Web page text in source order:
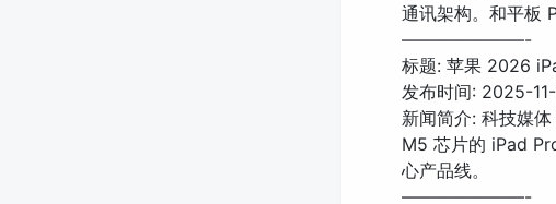
通讯架构。和平板
———————-
标题: 苹果 2026
发布时间: 2025-
新闻简介: 科技媒
M5 芯片的 iPad
心产品线。
———————-